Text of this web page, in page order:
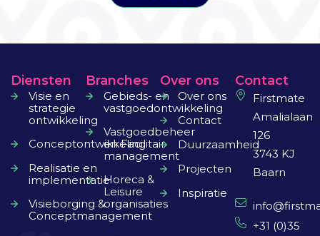
Diensten
Visie en
strategie
ontwikkeling
Conceptontwikkeling
Realisatie en
implementatie
Visieborging &
Conceptmanagement
Branches
Gebieds- en
vastgoedontwikkeling
Vastgoedbeheer
en Facilitair
management
Horeca &
Leisure
organisaties
Over ons
Over ons
Contact
Duurzaamheid
Projecten
Inspiratie
Contact
Firstmate
Amalialaan
126
3743 KJ
Baarn
+31 (0)35